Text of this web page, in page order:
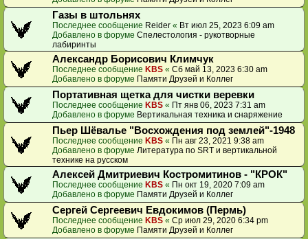
Газы в штольнях
Последнее сообщение Reider « Вт июл 25, 2023 6:09 am
Добавлено в форуме Спелестология - рукотворные
лабиринты
Александр Борисович Климчук
Последнее сообщение KBS « Сб май 13, 2023 6:30 am
Добавлено в форуме Памяти Друзей и Коллег
Портативная щетка для чистки веревки
Последнее сообщение KBS « Пт янв 06, 2023 7:31 am
Добавлено в форуме Вертикальная техника и снаряжение
Пьер Шёвалье "Восхождения под землей"-1948
Последнее сообщение KBS « Пн авг 23, 2021 9:38 am
Добавлено в форуме Литература по SRT и вертикальной
технике на русском
Алексей Дмитриевич Костромитинов - "КРОК"
Последнее сообщение KBS « Пн окт 19, 2020 7:09 am
Добавлено в форуме Памяти Друзей и Коллег
Сергей Сергеевич Евдокимов (Пермь)
Последнее сообщение KBS « Ср июл 29, 2020 6:34 pm
Добавлено в форуме Памяти Друзей и Коллег